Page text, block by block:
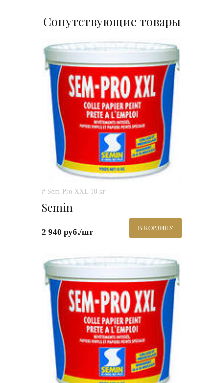
Сопутствующие товары
# Sem-Pro XXL 10 кг
Semin
2 940 руб./шт В КОРЗИНУ